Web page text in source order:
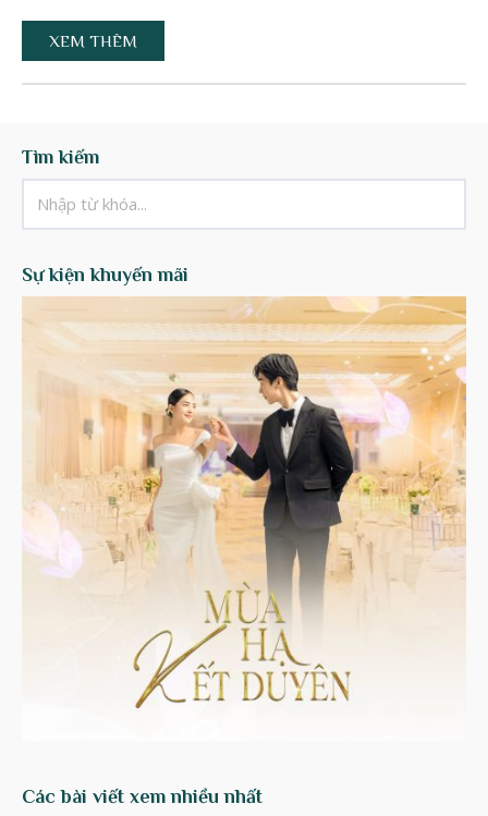
XEM THÊM
Tìm kiếm
Sự kiện khuyến mãi
Các bài viết xem nhiều nhất